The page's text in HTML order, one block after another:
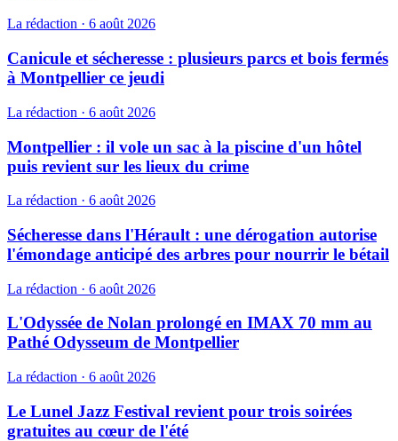
La rédaction · 6 août 2026
Canicule et sécheresse : plusieurs parcs et bois fermés
à Montpellier ce jeudi
La rédaction · 6 août 2026
Montpellier : il vole un sac à la piscine d'un hôtel
puis revient sur les lieux du crime
La rédaction · 6 août 2026
Sécheresse dans l'Hérault : une dérogation autorise
l'émondage anticipé des arbres pour nourrir le bétail
La rédaction · 6 août 2026
L'Odyssée de Nolan prolongé en IMAX 70 mm au
Pathé Odysseum de Montpellier
La rédaction · 6 août 2026
Le Lunel Jazz Festival revient pour trois soirées
gratuites au cœur de l'été